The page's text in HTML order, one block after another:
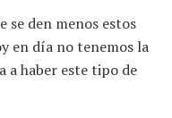
se den menos estos
en día no tenemos la
a haber este tipo de